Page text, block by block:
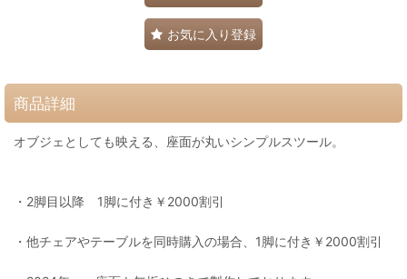
お気に入り登録
商品詳細
オブジェとしても映える、座面が丸いシンプルスツール。
・2脚目以降 1脚に付き￥2000割引
・他チェアやテーブルを同時購入の場合、1脚に付き￥2000割引